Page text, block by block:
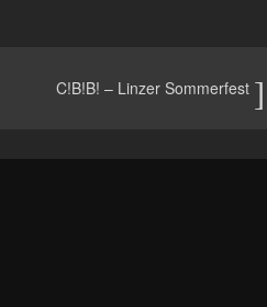
C!B!B! – Linzer Sommerfest